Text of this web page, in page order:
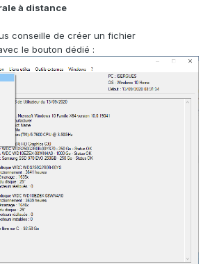
à distance
conseille de créer un fichier
le bouton dédié :